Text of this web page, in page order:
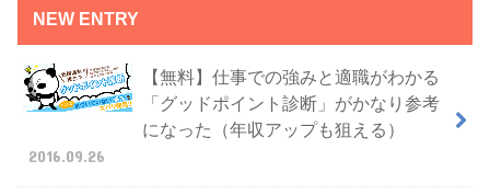
NEW ENTRY
【無料】仕事での強みと適職がわかる
「グッドポイント診断」がかなり参考
になった（年収アップも狙える）
2016.09.26